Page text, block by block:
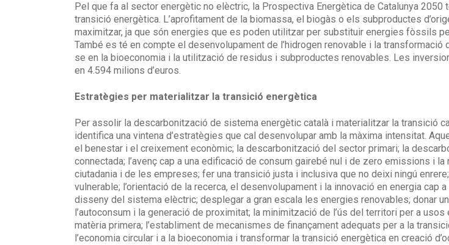
Pel que fa al sector energètic no elèctric, la Prospectiva Energètica de Catalunya
transició energètica. L’aprofitament de la biomassa, el biogàs o els subproductes
maximitzar, ja que són energies que es poden utilitzar per substituir energies fòssils
També es té en compte el desenvolupament de l’hidrogen renovable i la
se en la bioeconomia i la utilització de residus i subproductes renovables. Les
en 4.594 milions d’euros.
Estratègies per materialitzar la transició energètica
Per assolir la descarbonització de sistema energètic català i materialitzar la transició
identifica una vintena d’estratègies que cal desenvolupar amb la màxima intensitat.
el benestar i el creixement econòmic; la descarbonització del sector primari; la
connectada; l’avenç cap a una edificació de consum gairebé nul i de zero emissions i
ciutadania i de les empreses; fer una transició justa i inclusiva que no deixi ningú
vulnerable; l’orientació de la recerca, el desenvolupament i la innovació en energia cap
disseny del sistema elèctric; desplegar a gran escala les energies renovables; donar
l’autoconsum i la generació de proximitat; la minimització de l’ús del territori per a
matèria primera; l’establiment de mecanismes de finançament adequats per a la
l’economia circular i a la bioeconomia i transformar la transició energètica en creació